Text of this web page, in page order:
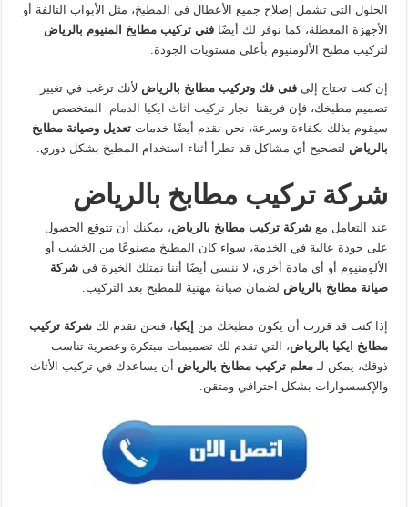
الحلول التي تشمل إصلاح جميع الأعطال في المطبخ، مثل الأبواب التالفة أو
الأجهزة المعطلة، كما نوفر لك أيضًافني تركيب مطابخ المنيوم بالرياض
لتركيب مطبخ الألومنيوم بأعلى مستويات الجودة.
إن كنت تحتاج إلىفنى فك وتركيب مطابخ بالرياض لأنك ترغب في تغيير
تصميم مطبخك، فإن فريقنا نجار تركيب اثاث ايكيا الدمام المتخصص
سيقوم بذلك بكفاءة وسرعة، نحن نقدم أيضًا خدماتتعديل وصيانة مطابخ
بالرياض لتصحيح أي مشاكل قد تطرأ أثناء استخدام المطبخ بشكل دوري.
شركة تركيب مطابخ بالرياض
عند التعامل معشركة تركيب مطابخ بالرياض، يمكنك أن تتوقع الحصول
على جودة عالية في الخدمة، سواء كان المطبخ مصنوعًا من الخشب أو
الألومنيوم أو أي مادة أخرى، لا ننسى أيضًا أننا نمتلك الخبرة فيشركة
صيانة مطابخ بالرياض لضمان صيانة مهنية للمطبخ بعد التركيب.
إذا كنت قد قررت أن يكون مطبخك من إيكيا، فنحن نقدم لكشركة تركيب
مطابخ ايكيا بالرياض، التي تقدم لك تصميمات مبتكرة وعصرية تناسب
ذوقك، يمكن لـمعلم تركيب مطابخ بالرياض أن يساعدك في تركيب الأثاث
والإكسسوارات بشكل احترافي ومتقن.